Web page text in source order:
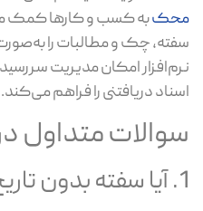
به کسب‌ و کارها کمک
چک و مطالبات را به‌صورت
امکان مدیریت
دریافتنی را فراهم می‌کند.
متداول